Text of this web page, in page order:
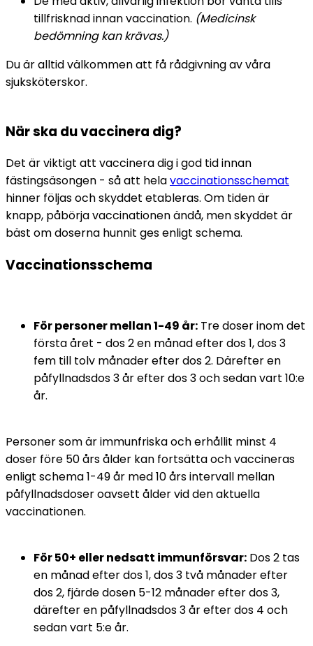
tillfrisknad innan vaccination. (Medicinsk
bedömning kan krävas.)
Du är alltid välkommen att få rådgivning av våra
sjuksköterskor.
När ska du vaccinera dig?
Det är viktigt att vaccinera dig i god tid innan
fästingsäsongen - så att hela vaccinationsschemat
hinner följas och skyddet etableras. Om tiden är
knapp, påbörja vaccinationen ändå, men skyddet är
bäst om doserna hunnit ges enligt schema.
Vaccinationsschema
För personer mellan 1-49 år: Tre doser inom det
första året - dos 2 en månad efter dos 1, dos 3
fem till tolv månader efter dos 2. Därefter en
påfyllnadsdos 3 år efter dos 3 och sedan vart 10:e
år.
Personer som är immunfriska och erhållit minst 4
doser före 50 års ålder kan fortsätta och vaccineras
enligt schema 1-49 år med 10 års intervall mellan
påfyllnadsdoser oavsett ålder vid den aktuella
vaccinationen.
För 50+ eller nedsatt immunförsvar: Dos 2 tas
en månad efter dos 1, dos 3 två månader efter
dos 2, fjärde dosen 5-12 månader efter dos 3,
därefter en påfyllnadsdos 3 år efter dos 4 och
sedan vart 5:e år.